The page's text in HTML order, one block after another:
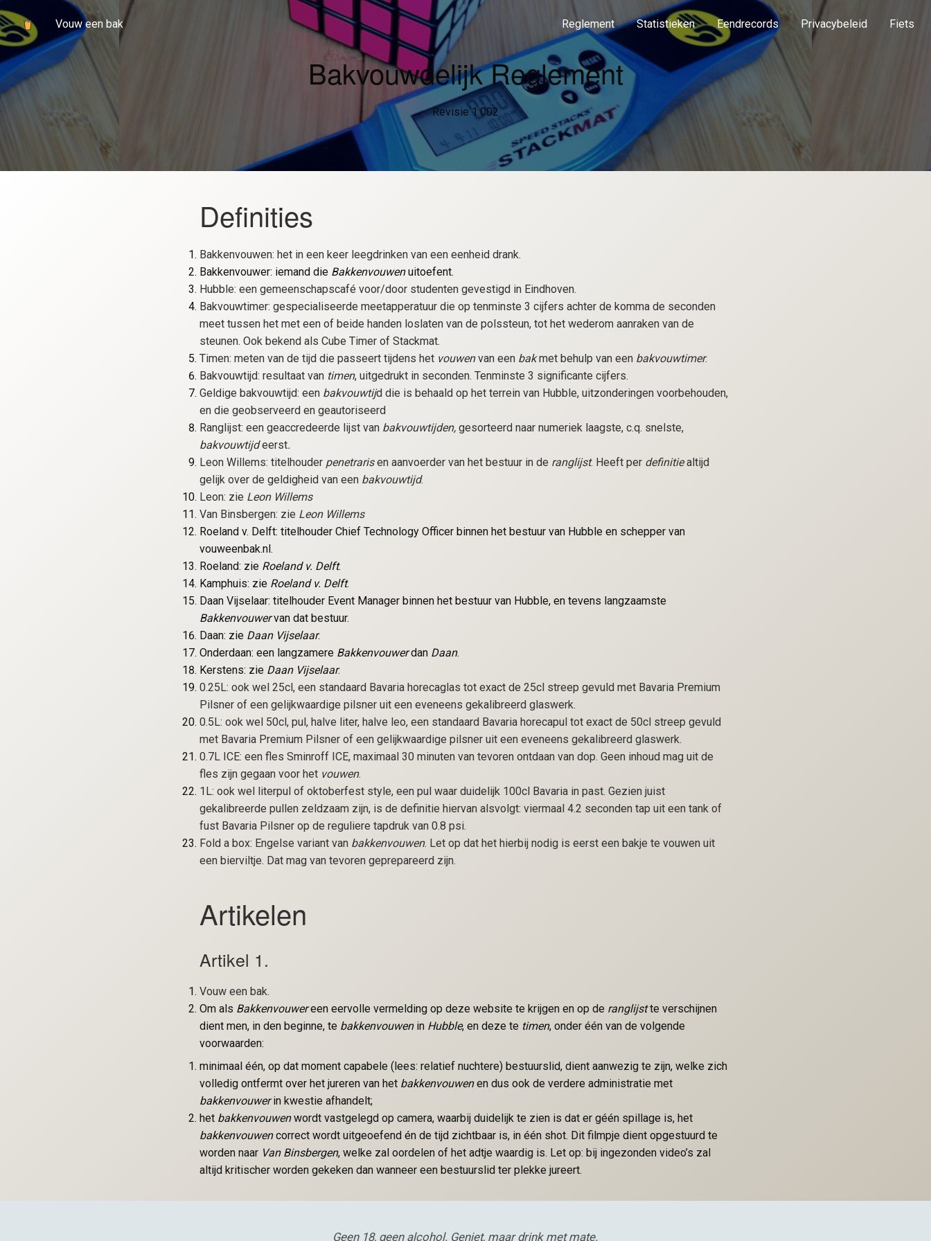
Vouw een bak Reglement Statistieken Eendrecords Privacybeleid Fiets
Bakvouwdelijk Reglement
Revisie 1.002
Definities
Bakkenvouwen: het in een keer leegdrinken van een eenheid drank.
Bakkenvouwer: iemand die Bakkenvouwenuitoefent.
Hubble: een gemeenschapscafé voor/door studenten gevestigd in Eindhoven.
Bakvouwtimer: gespecialiseerde meetapperatuur die op tenminste 3 cijfers achter de komma de seconden
meet tussen het met een of beide handen loslaten van de polssteun, tot het wederom aanraken van de
steunen. Ook bekend als Cube Timer of Stackmat.
Timen: meten van de tijd die passeert tijdens het vouwenvan een bakmet behulp van een bakvouwtimer.
Bakvouwtijd: resultaat van timen, uitgedrukt in seconden. Tenminste 3 significante cijfers.
Geldige bakvouwtijd: een bakvouwtijd die is behaald op het terrein van Hubble, uitzonderingen voorbehouden,
en die geobserveerd en geautoriseerd
Ranglijst: een geaccredeerde lijst van bakvouwtijden, gesorteerd naar numeriek laagste, c.q. snelste,
bakvouwtijdeerst.
Leon Willems: titelhouder penetrarisen aanvoerder van het bestuur in de ranglijst. Heeft per definitiealtijd
gelijk over de geldigheid van een bakvouwtijd.
Leon: zie Leon Willems
Van Binsbergen: zie Leon Willems
Roeland v. Delft: titelhouder Chief Technology Officer binnen het bestuur van Hubble en schepper van
vouweenbak.nl.
Roeland: zie Roeland v. Delft.
Kamphuis: zie Roeland v. Delft.
Daan Vijselaar: titelhouder Event Manager binnen het bestuur van Hubble, en tevens langzaamste
Bakkenvouwervan dat bestuur.
Daan: zie Daan Vijselaar.
Onderdaan: een langzamere Bakkenvouwerdan Daan.
Kerstens: zie Daan Vijselaar.
0.25L: ook wel 25cl, een standaard Bavaria horecaglas tot exact de 25cl streep gevuld met Bavaria Premium
Pilsner of een gelijkwaardige pilsner uit een eveneens gekalibreerd glaswerk.
0.5L: ook wel 50cl, pul, halve liter, halve leo, een standaard Bavaria horecapul tot exact de 50cl streep gevuld
met Bavaria Premium Pilsner of een gelijkwaardige pilsner uit een eveneens gekalibreerd glaswerk.
0.7L ICE: een fles Sminroff ICE, maximaal 30 minuten van tevoren ontdaan van dop. Geen inhoud mag uit de
fles zijn gegaan voor het vouwen.
1L: ook wel literpul of oktoberfest style, een pul waar duidelijk 100cl Bavaria in past. Gezien juist
gekalibreerde pullen zeldzaam zijn, is de definitie hiervan alsvolgt: viermaal 4.2 seconden tap uit een tank of
fust Bavaria Pilsner op de reguliere tapdruk van 0.8 psi.
Fold a box: Engelse variant van bakkenvouwen. Let op dat het hierbij nodig is eerst een bakje te vouwen uit
een bierviltje. Dat mag van tevoren geprepareerd zijn.
Artikelen
Artikel 1.
Vouw een bak.
Om als Bakkenvouwereen eervolle vermelding op deze website te krijgen en op de ranglijstte verschijnen
dient men, in den beginne, te bakkenvouwen in Hubble, en deze te timen, onder één van de volgende
voorwaarden:
minimaal één, op dat moment capabele (lees: relatief nuchtere) bestuurslid, dient aanwezig te zijn, welke zich
volledig ontfermt over het jureren van het bakkenvouwenen dus ook de verdere administratie met
bakkenvouwerin kwestie afhandelt;
het bakkenvouwenwordt vastgelegd op camera, waarbij duidelijk te zien is dat er géén spillage is, het
bakkenvouwencorrect wordt uitgeoefend én de tijd zichtbaar is, in één shot. Dit filmpje dient opgestuurd te
worden naar Van Binsbergen, welke zal oordelen of het adtje waardig is. Let op: bij ingezonden video’s zal
altijd kritischer worden gekeken dan wanneer een bestuurslid ter plekke jureert.
Geen 18, geen alcohol. Geniet, maar drink met mate.